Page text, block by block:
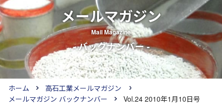
メールマガジン
Mail Magazine
- バックナンバー -
ホーム
高石工業メールマガジン
メールマガジン バックナンバー
Vol.24 2010年1月10日号